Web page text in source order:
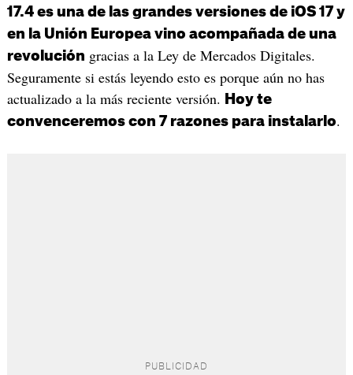
17.4 es una de las grandes versiones de iOS 17 y
en la Unión Europea vino acompañada de una
revolución gracias a la Ley de Mercados Digitales.
Seguramente si estás leyendo esto es porque aún no has
actualizado a la más reciente versión.
Hoy te
convenceremos con 7 razones para instalarlo.